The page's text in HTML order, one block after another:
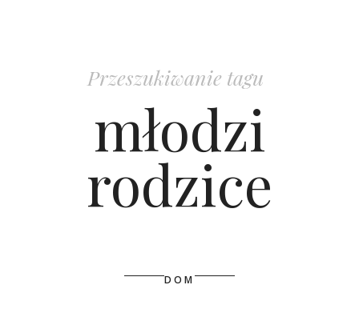
Przeszukiwanie tagu
młodzi
rodzice
DOM